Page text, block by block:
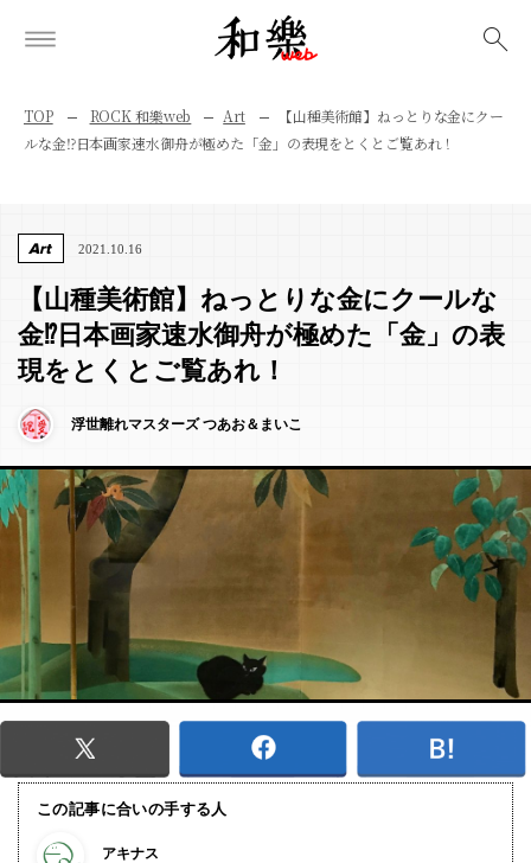
TOP ROCK 和樂web Art
【山種美術館】ねっとりな金にクー
ルな金⁉︎日本画家速水御舟が極めた「金」の表現をとくとご覧あれ！
Art 2021.10.16
【山種美術館】ねっとりな金にクールな
金⁉︎日本画家速水御舟が極めた「金」の表
現をとくとご覧あれ！
浮世離れマスターズ つあお＆まいこ
この記事に合いの手する人
アキナス